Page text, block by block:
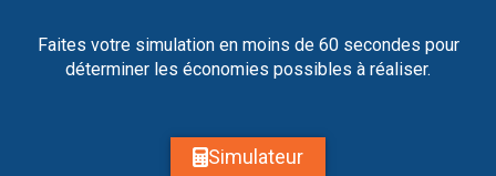
Faites votre simulation en moins de 60 secondes pour
déterminer les économies possibles à réaliser.
Simulateur